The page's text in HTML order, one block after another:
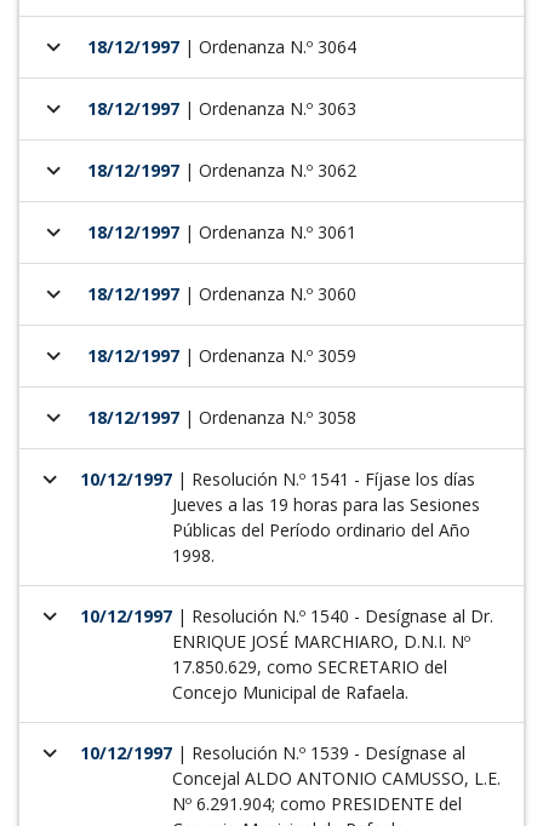
keyboard_arrow_down 18/12/1997 | Ordenanza N.º 3064
keyboard_arrow_down 18/12/1997 | Ordenanza N.º 3063
keyboard_arrow_down 18/12/1997 | Ordenanza N.º 3062
keyboard_arrow_down 18/12/1997 | Ordenanza N.º 3061
keyboard_arrow_down 18/12/1997 | Ordenanza N.º 3060
keyboard_arrow_down 18/12/1997 | Ordenanza N.º 3059
keyboard_arrow_down 18/12/1997 | Ordenanza N.º 3058
keyboard_arrow_down 10/12/1997 | Resolución N.º 1541 - Fíjase los días
Jueves a las 19 horas para las Sesiones
Públicas del Período ordinario del Año
1998.
keyboard_arrow_down 10/12/1997 | Resolución N.º 1540 - Desígnase al Dr.
ENRIQUE JOSÉ MARCHIARO, D.N.I. Nº
17.850.629, como SECRETARIO del
Concejo Municipal de Rafaela.
keyboard_arrow_down 10/12/1997 | Resolución N.º 1539 - Desígnase al
Concejal ALDO ANTONIO CAMUSSO, L.E.
Nº 6.291.904; como PRESIDENTE del